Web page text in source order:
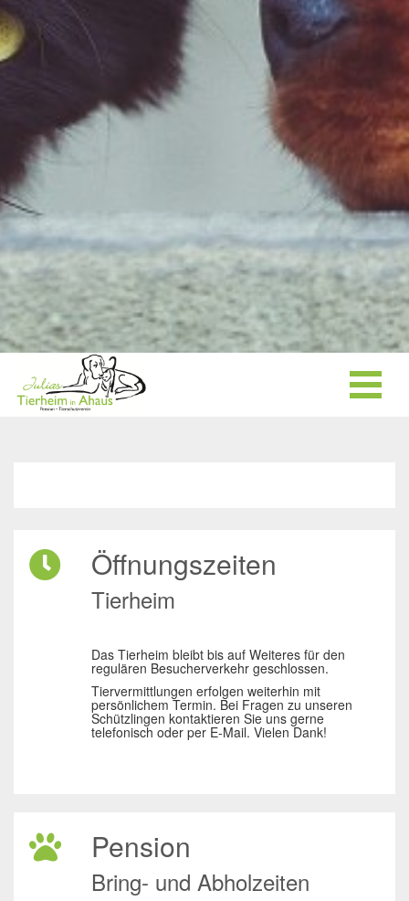
Öffnungszeiten
Tierheim
Das Tierheim bleibt bis auf Weiteres für den
regulären Besucherverkehr geschlossen.
Tiervermittlungen erfolgen weiterhin mit
persönlichem Termin. Bei Fragen zu unseren
Schützlingen kontaktieren Sie uns gerne
telefonisch oder per E-Mail. Vielen Dank!
Pension
Bring- und Abholzeiten